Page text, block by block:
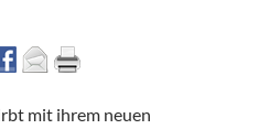
mit ihrem neuen